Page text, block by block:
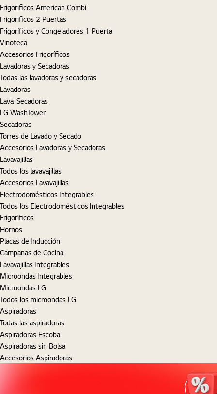
Frigorificos American Combi
Frigorificos 2 Puertas
Frigoríficos y Congeladores 1 Puerta
Vinoteca
Accesorios Frigoríficos
Lavadoras y Secadoras
Todas las lavadoras y secadoras
Lavadoras
Lava-Secadoras
LG WashTower
Secadoras
Torres de Lavado y Secado
Accesorios Lavadoras y Secadoras
Lavavajillas
Todos los lavavajillas
Accesorios Lavavajillas
Electrodomésticos Integrables
Todos los Electrodomésticos Integrables
Frigoríficos
Hornos
Placas de Inducción
Campanas de Cocina
Lavavajillas Integrables
Microondas Integrables
Microondas LG
Todos los microondas LG
Aspiradoras
Todas las aspiradoras
Aspiradoras Escoba
Aspiradoras sin Bolsa
Accesorios Aspiradoras